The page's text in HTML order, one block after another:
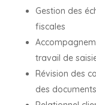
Gestion des
fiscales
travail de
Révision des
des